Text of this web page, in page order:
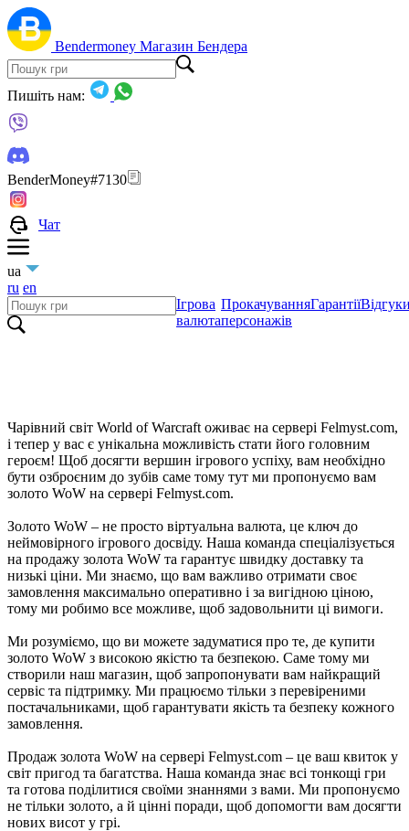
Bendermoney Магазин Бендера
Пишіть нам:
BenderMoney#7130
Чат
ua
ru en
Ігрова
валюта
Прокачування
персонажів
Гарантії
​Чарівний світ World of Warcraft оживає на сервері Felmyst.com,
і тепер у вас є унікальна можливість стати його головним
героєм! Щоб досягти вершин ігрового успіху, вам необхідно
бути озброєним до зубів саме тому тут ми пропонуємо вам
золото WoW на сервері Felmyst.com.
Золото WoW – не просто віртуальна валюта, це ключ до
неймовірного ігрового досвіду. Наша команда спеціалізується
на продажу золота WoW та гарантує швидку доставку та
низькі ціни. Ми знаємо, що вам важливо отримати своє
замовлення максимально оперативно і за вигідною ціною,
тому ми робимо все можливе, щоб задовольнити ці вимоги.
Ми розуміємо, що ви можете задуматися про те, де купити
золото WoW з високою якістю та безпекою. Саме тому ми
створили наш магазин, щоб запропонувати вам найкращий
сервіс та підтримку. Ми працюємо тільки з перевіреними
постачальниками, щоб гарантувати якість та безпеку кожного
замовлення.
Продаж золота WoW на сервері Felmyst.com – це ваш квиток у
світ пригод та багатства. Наша команда знає всі тонкощі гри
та готова поділитися своїми знаннями з вами. Ми пропонуємо
не тільки золото, а й цінні поради, щоб допомогти вам досягти
нових висот у грі.